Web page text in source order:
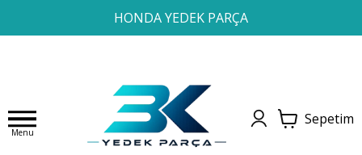
HONDA YEDEK PARÇA
1 2 3 4
Menu
Sepetim